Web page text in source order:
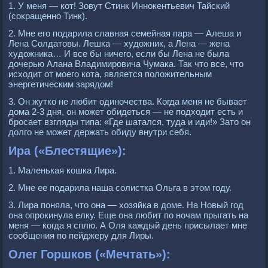
1. У меня — кот! Зовут Стинк Иннокентьевич Тайский
(сокращенно Тинк).
2. Мне его подарила славная семейная пара — Алеша и
Лена Солдатовы. Лешка — художник, а Лена — жена
художника… И все бы ничего, если бы Лена не была
дочерью Алана Владимировича Чумака. Так что все, что
исходит от моего кота, является положительным
энергетическим зарядом!
3. Он жутко не любит одиночества. Когда меня не бывает
дома 2-3 дня, он может обидеться — не подходит есть и
бросает взгляды типа: «Где шатался, туда и иди!» Зато он
долго не может держать обиду внутри себя.
Ира («Блестящие»):
1. Маленькая кошка Лира.
2. Мне ее подарила наша солистка Ольга в этом году.
3. Лира поняла, что она — хозяйка в доме. На Новый год
она опрокинула елку. Еще она любит по ночам прыгать на
меня — когда я сплю. А Оля каждый день присылает мне
сообщения по пейджеру для Лиры.
Олег Горшков («Мечтать»):